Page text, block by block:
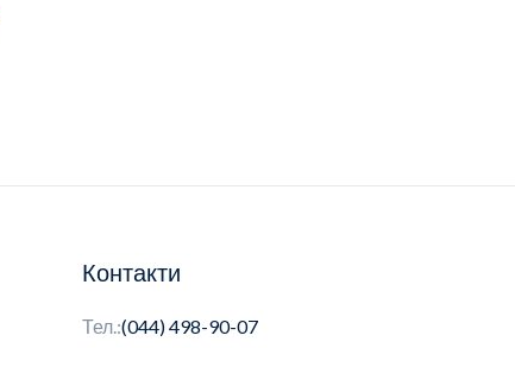
Контакти
Тел.:(044) 498-90-07